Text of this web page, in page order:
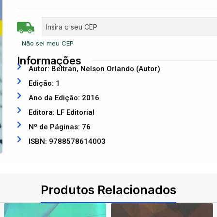
Não sei meu CEP
Informações
Autor: Beltran, Nelson Orlando (Autor)
Edição: 1
Ano da Edição: 2016
Editora: LF Editorial
Nº de Páginas: 76
ISBN: 9788578614003
Produtos Relacionados